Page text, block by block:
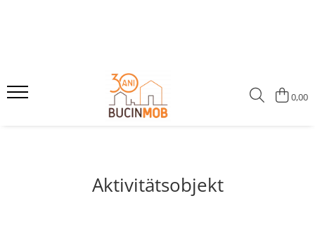
Holzläden aus Massivholz
Gartenbänke
Wohnzimmerbänke
Kommoden - Sideboards
Wohnzimmerstühle
Gerätehäuser
0,00
Aktivitätsobjekt